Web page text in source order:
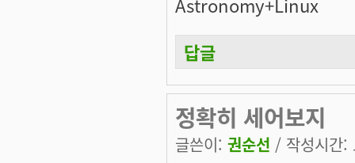
답글
정확히 세어보지
글쓴이: 권순선 / 작성시간